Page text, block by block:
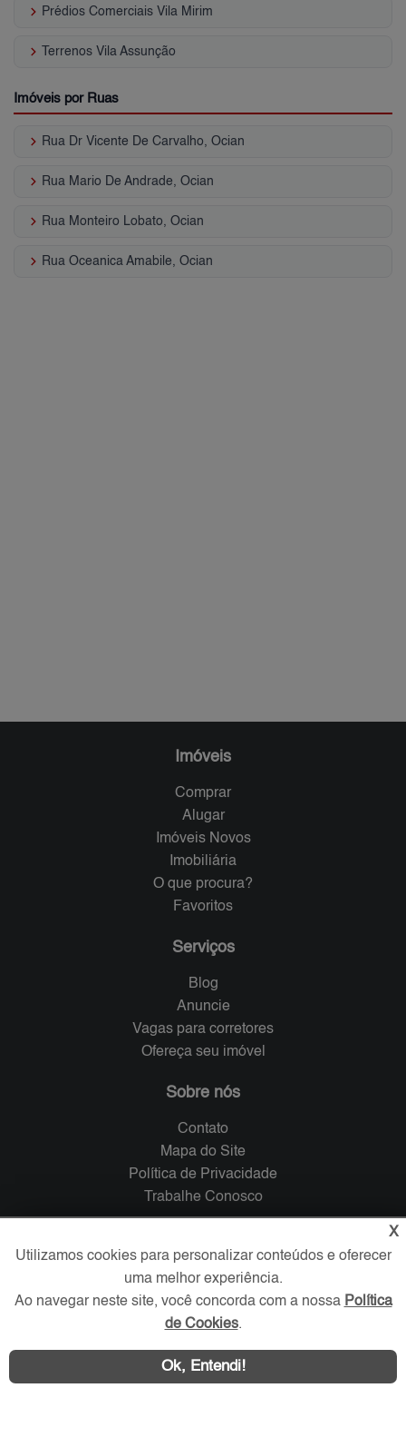
keyboard_arrow_right Prédios Comerciais Vila Mirim
keyboard_arrow_right Terrenos Vila Assunção
Imóveis por Ruas
keyboard_arrow_right Rua Dr Vicente De Carvalho, Ocian
keyboard_arrow_right Rua Mario De Andrade, Ocian
keyboard_arrow_right Rua Monteiro Lobato, Ocian
keyboard_arrow_right Rua Oceanica Amabile, Ocian
Imóveis
Comprar
Alugar
Imóveis Novos
Imobiliária
O que procura?
Favoritos
Serviços
Blog
Anuncie
Vagas para corretores
Ofereça seu imóvel
Sobre nós
Contato
Mapa do Site
Política de Privacidade
Trabalhe Conosco
Redes Sociais
X
Utilizamos cookies para personalizar conteúdos e oferecer
uma melhor experiência.
Ao navegar neste site, você concorda com a nossa Política
de Cookies.
Ok, Entendi!